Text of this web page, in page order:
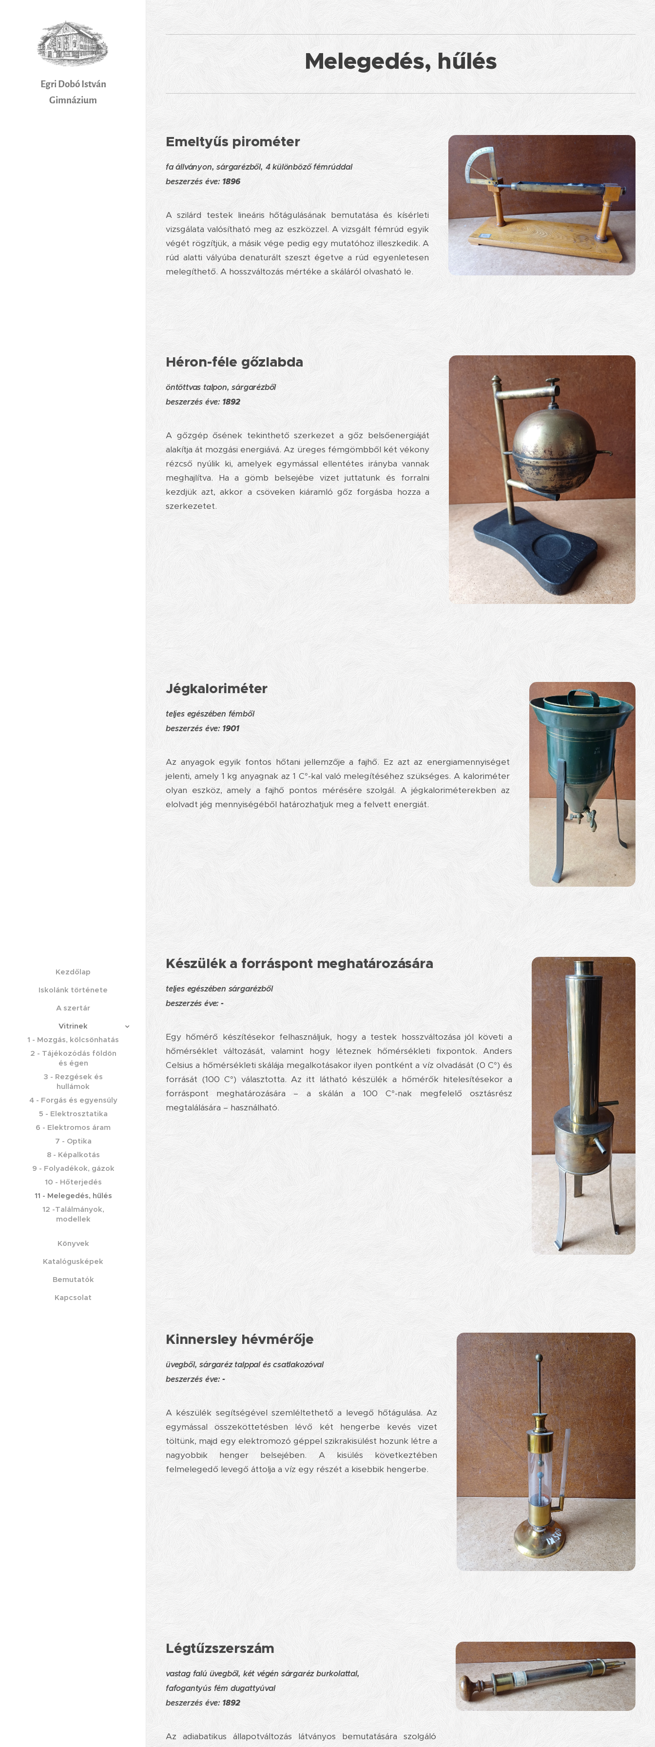
Egri Dobó István
Gimnázium
Kezdőlap
Iskolánk története
A szertár
Vitrinek
1 - Mozgás, kölcsönhatás
2 - Tájékozódás földön
és égen
3 - Rezgések és
hullámok
4 - Forgás és egyensúly
5 - Elektrosztatika
6 - Elektromos áram
7 - Optika
8 - Képalkotás
9 - Folyadékok, gázok
10 - Hőterjedés
11 - Melegedés, hűlés
12 -Találmányok,
modellek
Könyvek
Katalógusképek
Bemutatók
Kapcsolat
Melegedés, hűlés
Emeltyűs pirométer
fa állványon, sárgarézből, 4 különböző fémrúddal
beszerzés éve: 1896
A szilárd testek lineáris hőtágulásának bemutatása és kísérleti
vizsgálata valósítható meg az eszközzel. A vizsgált fémrúd egyik
végét rögzítjük, a másik vége pedig egy mutatóhoz illeszkedik. A
rúd alatti vályúba denaturált szeszt égetve a rúd egyenletesen
melegíthető. A hosszváltozás mértéke a skáláról olvasható le.
Héron-féle gőzlabda
öntöttvas talpon, sárgarézből
beszerzés éve: 1892
A gőzgép ősének tekinthető szerkezet a gőz belsőenergiáját
alakítja át mozgási energiává. Az üreges fémgömbből két vékony
rézcső nyúlik ki, amelyek egymással ellentétes irányba vannak
meghajlítva. Ha a gömb belsejébe vizet juttatunk és forralni
kezdjük azt, akkor a csöveken kiáramló gőz forgásba hozza a
szerkezetet.
Jégkaloriméter
teljes egészében fémből
beszerzés éve: 1901
Az anyagok egyik fontos hőtani jellemzője a fajhő. Ez azt az energiamennyiséget
jelenti, amely 1 kg anyagnak az 1 C°-kal való melegítéséhez szükséges. A kaloriméter
olyan eszköz, amely a fajhő pontos mérésére szolgál. A jégkaloriméterekben az
elolvadt jég mennyiségéből határozhatjuk meg a felvett energiát.
Készülék a forráspont meghatározására
teljes egészében sárgarézből
beszerzés éve: -
Egy hőmérő készítésekor felhasználjuk, hogy a testek hosszváltozása jól követi a
hőmérséklet változását, valamint hogy léteznek hőmérsékleti fixpontok. Anders
Celsius a hőmérsékleti skálája megalkotásakor ilyen pontként a víz olvadását (0 C°) és
forrását (100 C°) választotta. Az itt látható készülék a hőmérők hitelesítésekor a
forráspont meghatározására – a skálán a 100 C°-nak megfelelő osztásrész
megtalálására – használható.
Kinnersley hévmérője
üvegből, sárgaréz talppal és csatlakozóval
beszerzés éve: -
A készülék segítségével szemléltethető a levegő hőtágulása. Az
egymással összeköttetésben lévő két hengerbe kevés vizet
töltünk, majd egy elektromozó géppel szikrakisülést hozunk létre a
nagyobbik henger belsejében. A kisülés következtében
felmelegedő levegő áttolja a víz egy részét a kisebbik hengerbe.
Légtűzszerszám
vastag falú üvegből, két végén sárgaréz burkolattal,
fafogantyús fém dugattyúval
beszerzés éve: 1892
Az adiabatikus állapotváltozás látványos bemutatására szolgáló